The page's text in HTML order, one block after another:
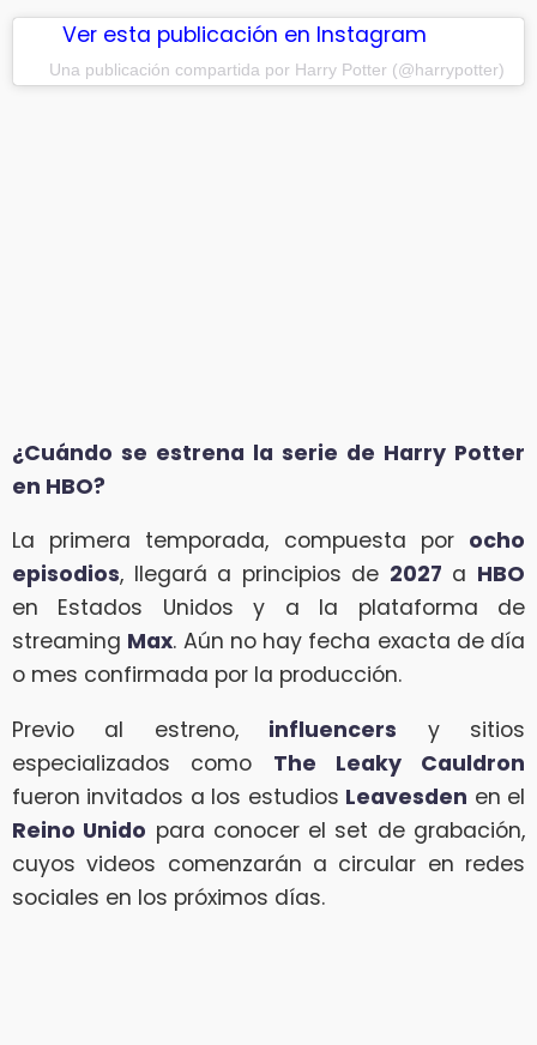
Ver esta publicación en Instagram
Una publicación compartida por Harry Potter (@harrypotter)
¿Cuándo se estrena la serie de Harry Potter
en HBO?
La primera temporada, compuesta por ocho
episodios, llegará a principios de 2027 a HBO
en Estados Unidos y a la plataforma de
streaming Max. Aún no hay fecha exacta de día
o mes confirmada por la producción.
Previo al estreno, influencers y sitios
especializados como The Leaky Cauldron
fueron invitados a los estudios Leavesden en el
Reino Unido para conocer el set de grabación,
cuyos videos comenzarán a circular en redes
sociales en los próximos días.